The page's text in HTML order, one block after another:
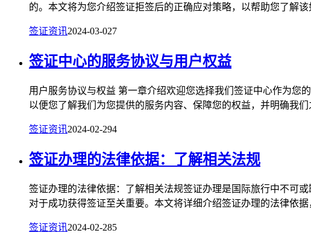
的。本文将为您介绍签证拒签后的正确应对策略，以帮助您了解
签证资讯2024-03-027
签证中心的服务协议与用户权益
用户服务协议与权益 第一章介绍欢迎您选择我们签证中心作为您
以便您了解我们为您提供的服务内容、保障您的权益，并明确我们
签证资讯2024-02-294
签证办理的法律依据：了解相关法规
签证办理的法律依据：了解相关法规签证办理是国际旅行中不可
对于成功获得签证至关重要。本文将详细介绍签证办理的法律依
签证资讯2024-02-285